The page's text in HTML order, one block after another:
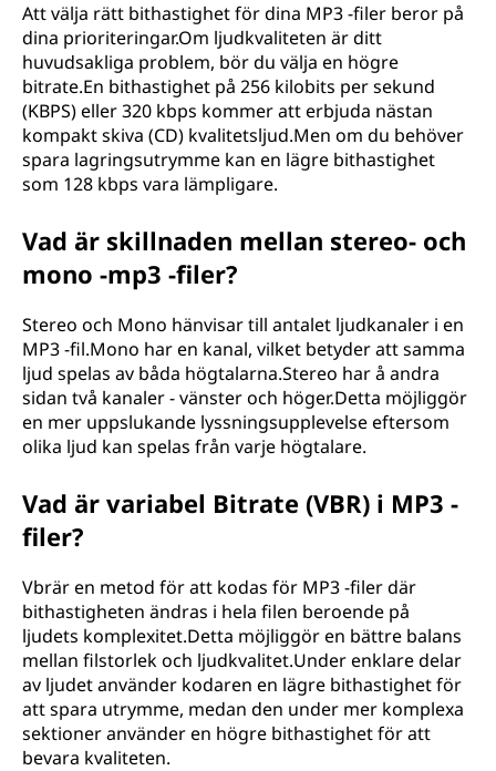
Att välja rätt bithastighet för dina MP3 -filer beror på
dina prioriteringar.Om ljudkvaliteten är ditt
huvudsakliga problem, bör du välja en högre
bitrate.En bithastighet på 256 kilobits per sekund
(KBPS) eller 320 kbps kommer att erbjuda nästan
kompakt skiva (CD) kvalitetsljud.Men om du behöver
spara lagringsutrymme kan en lägre bithastighet
som 128 kbps vara lämpligare.
Vad är skillnaden mellan stereo- och
mono -mp3 -filer?
Stereo och Mono hänvisar till antalet ljudkanaler i en
MP3 -fil.Mono har en kanal, vilket betyder att samma
ljud spelas av båda högtalarna.Stereo har å andra
sidan två kanaler - vänster och höger.Detta möjliggör
en mer uppslukande lyssningsupplevelse eftersom
olika ljud kan spelas från varje högtalare.
Vad är variabel Bitrate (VBR) i MP3 -
filer?
Vbrär en metod för att kodas för MP3 -filer där
bithastigheten ändras i hela filen beroende på
ljudets komplexitet.Detta möjliggör en bättre balans
mellan filstorlek och ljudkvalitet.Under enklare delar
av ljudet använder kodaren en lägre bithastighet för
att spara utrymme, medan den under mer komplexa
sektioner använder en högre bithastighet för att
bevara kvaliteten.